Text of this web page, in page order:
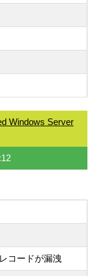
Windows Server
コードが漏洩